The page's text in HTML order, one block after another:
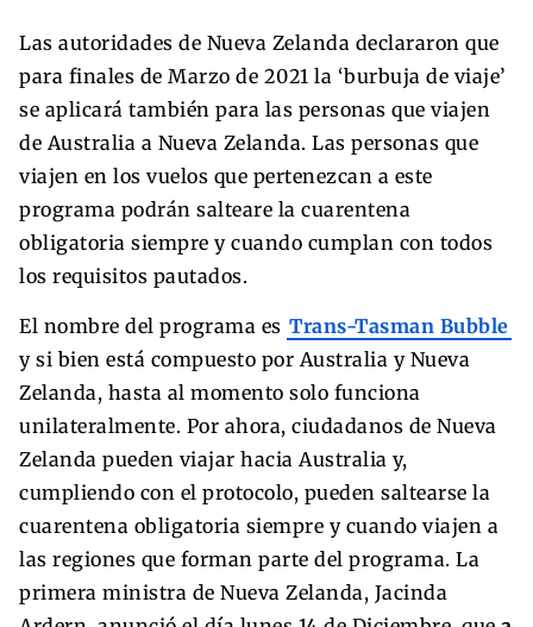
Las autoridades de Nueva Zelanda declararon que
para finales de Marzo de 2021 la ‘burbuja de viaje’
se aplicará también para las personas que viajen
de Australia a Nueva Zelanda. Las personas que
viajen en los vuelos que pertenezcan a este
programa podrán salteare la cuarentena
obligatoria siempre y cuando cumplan con todos
los requisitos pautados.
El nombre del programa es Trans-Tasman Bubble
y si bien está compuesto por Australia y Nueva
Zelanda, hasta al momento solo funciona
unilateralmente. Por ahora, ciudadanos de Nueva
Zelanda pueden viajar hacia Australia y,
cumpliendo con el protocolo, pueden saltearse la
cuarentena obligatoria siempre y cuando viajen a
las regiones que forman parte del programa. La
primera ministra de Nueva Zelanda, Jacinda